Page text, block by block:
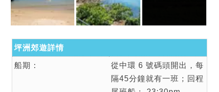
坪洲郊遊詳情
船期：
從中環 6 號碼頭開出，每
隔45分鐘就有一班；回程